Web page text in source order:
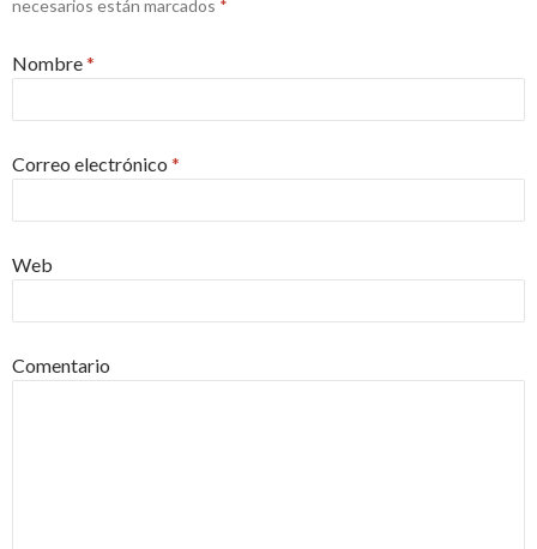
necesarios están marcados *
Nombre*
Correo electrónico *
Web
Comentario